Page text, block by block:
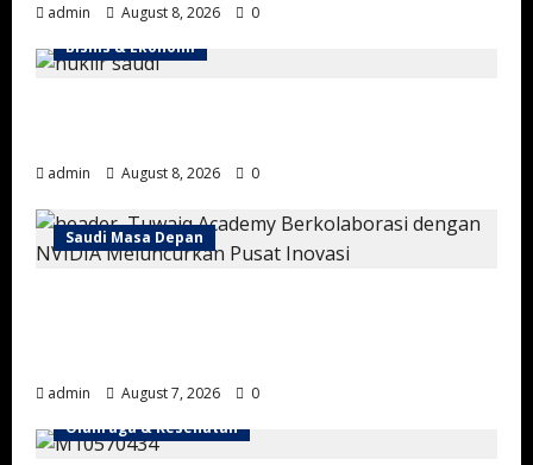
admin August 8, 2026
0
Bisnis & Ekonomi
admin August 8, 2026 0
Saudi Masa Depan
admin August 7, 2026
0
Olahraga & Kesehatan